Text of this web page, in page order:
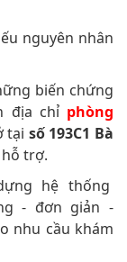
nguyên nhân
biến chứng
địa chỉ phòng
tại số 193C1 Bà
trợ.
hệ thống
- đơn giản -
nhu cầu khám